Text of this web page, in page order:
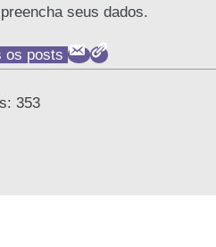
seus dados.
os posts
353